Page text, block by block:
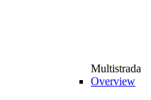
Multistrada
Overview